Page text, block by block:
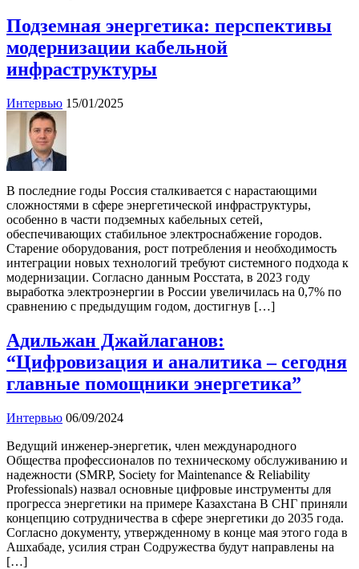
Подземная энергетика: перспективы
модернизации кабельной
инфраструктуры
Интервью 15/01/2025
В последние годы Россия сталкивается с нарастающими
сложностями в сфере энергетической инфраструктуры,
особенно в части подземных кабельных сетей,
обеспечивающих стабильное электроснабжение городов.
Старение оборудования, рост потребления и необходимость
интеграции новых технологий требуют системного подхода к
модернизации. Согласно данным Росстата, в 2023 году
выработка электроэнергии в России увеличилась на 0,7% по
сравнению с предыдущим годом, достигнув […]
Адильжан Джайлаганов:
“Цифровизация и аналитика – сегодня
главные помощники энергетика”
Интервью 06/09/2024
Ведущий инженер-энергетик, член международного
Общества профессионалов по техническому обслуживанию и
надежности (SMRP, Society for Maintenance & Reliability
Professionals) назвал основные цифровые инструменты для
прогресса энергетики на примере Казахстана В СНГ приняли
концепцию сотрудничества в сфере энергетики до 2035 года.
Согласно документу, утвержденному в конце мая этого года в
Ашхабаде, усилия стран Содружества будут направлены на
[…]